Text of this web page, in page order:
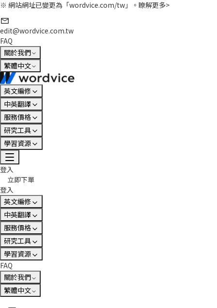
※ 網站網址已變更為「wordvice.com/tw」。 瞭解更多>
edit@wordvice.com.tw
FAQ
關於我們
繁體中文
英文編修
中英翻譯
服務價格
研究工具
學習資源
登入
立即下單
登入
英文編修
中英翻譯
服務價格
研究工具
學習資源
FAQ
關於我們
繁體中文